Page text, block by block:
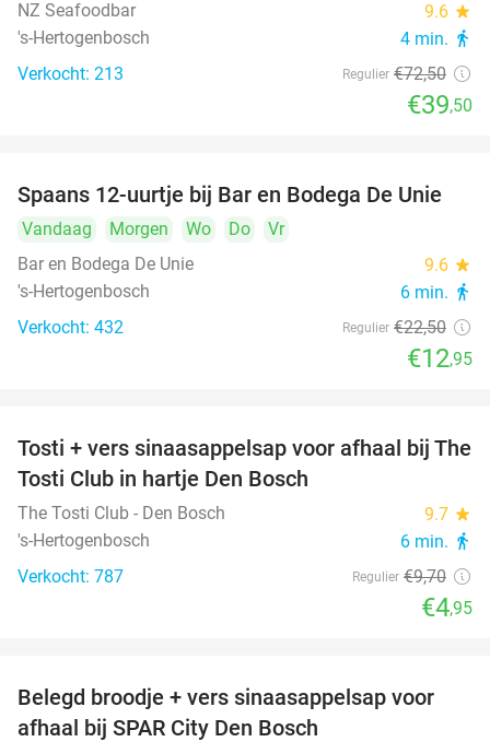
NZ Seafoodbar
9.6 star
's-Hertogenbosch 4 min. directions_walk
Verkocht: 213 Regulier €72,50
€39,50
42%
Spaans 12-uurtje bij Bar en Bodega De Unie
Vandaag Morgen Wo Do
Vr
Bar en Bodega De Unie
9.6 star
's-Hertogenbosch 6 min. directions_walk
Verkocht: 432 Regulier €22,50
€12,95
49%
Tosti + vers sinaasappelsap voor afhaal bij The
Tosti Club in hartje Den Bosch
The Tosti Club - Den Bosch 9.7 star
's-Hertogenbosch 6 min. directions_walk
Verkocht: 787 Regulier €9,70
€4,95
37%
Belegd broodje + vers sinaasappelsap voor
afhaal bij SPAR City Den Bosch